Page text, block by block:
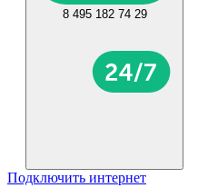
8 495 182 74 29
Подключить интернет